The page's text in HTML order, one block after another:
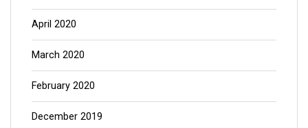
April 2020
March 2020
February 2020
December 2019